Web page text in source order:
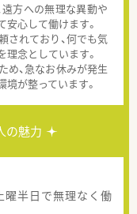
方への無理な異動や
心して働けます。
れており、何でも気
念としています。
、急なお休みが発生
が整っています。
の魅力
半日で無理なく働